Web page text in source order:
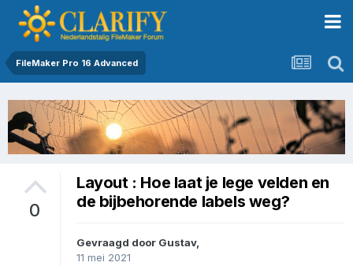
FileMaker Pro 16 Advanced
0
Layout : Hoe laat je lege velden en
de bijbehorende labels weg?
Gevraagd door Gustav,
11 mei 2021